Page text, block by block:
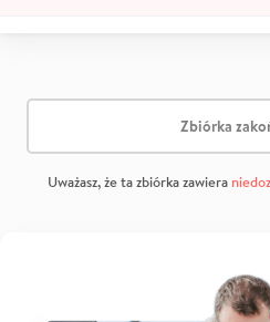
Zbiórka
Uważasz, że ta zbiórka zawiera